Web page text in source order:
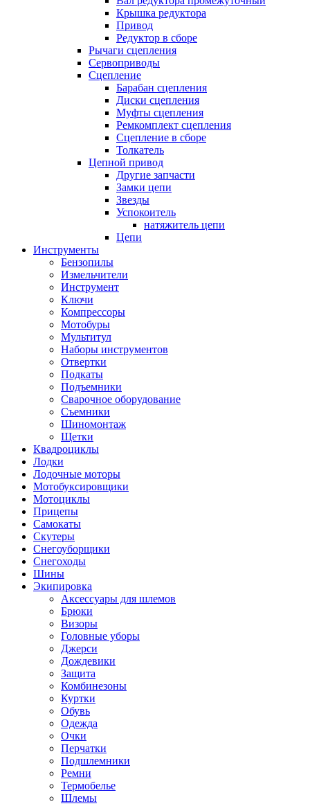
Крышка редуктора
Привод
Редуктор в сборе
Рычаги сцепления
Сервоприводы
Сцепление
Барабан сцепления
Диски сцепления
Муфты сцепления
Ремкомплект сцепления
Сцепление в сборе
Толкатель
Цепной привод
Другие запчасти
Замки цепи
Звезды
Успокоитель
натяжитель цепи
Цепи
Инструменты
Бензопилы
Измельчители
Инструмент
Ключи
Компрессоры
Мотобуры
Мультитул
Наборы инструментов
Отвертки
Подкаты
Подъемники
Сварочное оборудование
Съемники
Шиномонтаж
Щетки
Квадроциклы
Лодки
Лодочные моторы
Мотобуксировщики
Мотоциклы
Прицепы
Самокаты
Скутеры
Снегоуборщики
Снегоходы
Шины
Экипировка
Аксессуары для шлемов
Брюки
Визоры
Головные уборы
Джерси
Дождевики
Защита
Комбинезоны
Куртки
Обувь
Одежда
Очки
Перчатки
Подшлемники
Ремни
Термобелье
Шлемы